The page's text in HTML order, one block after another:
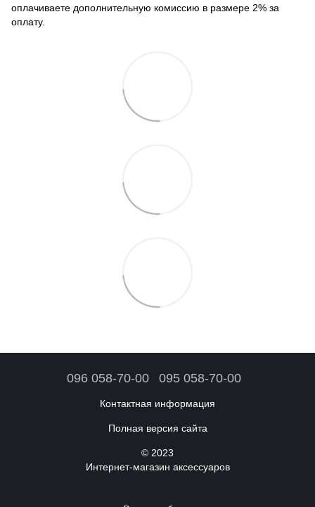
оплачиваете дополнительную комиссию в размере 2% за
оплату.
096 058-70-00 095 058-70-00
Контактная информация
Полная версия сайта
© 2023
Интернет-магазин аксессуаров